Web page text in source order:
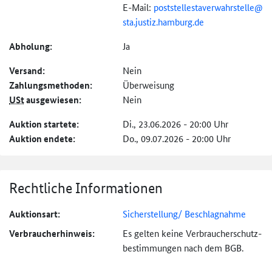
E-Mail: poststellestaverwahrstelle@
sta.justiz.hamburg.de
Abholung: Ja
Versand: Nein
Zahlungs­methoden: Überweisung
UStausgewiesen: Nein
Auktion startete: Di., 23.06.2026 - 20:00 Uhr
Auktion endete: Do., 09.07.2026 - 20:00 Uhr
Rechtliche Informationen
Auktionsart: Sicherstellung/ Beschlagnahme
Verbraucher­hinweis:
Es gelten keine Verbraucher­schutz­
bestimmungen nach dem BGB.